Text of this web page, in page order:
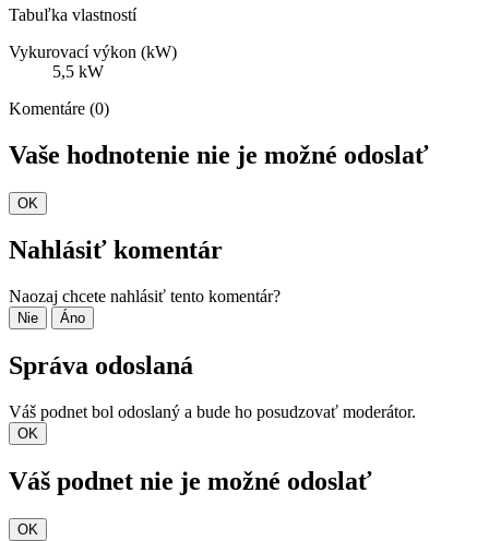
Tabuľka vlastností
Vykurovací výkon (kW)
5,5 kW
Komentáre (0)
Vaše hodnotenie nie je možné odoslať
OK
Nahlásiť komentár
Naozaj chcete nahlásiť tento komentár?
Nie Áno
Správa odoslaná
Váš podnet bol odoslaný a bude ho posudzovať moderátor.
OK
Váš podnet nie je možné odoslať
OK